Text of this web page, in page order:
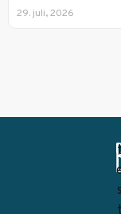
29. juli, 2026